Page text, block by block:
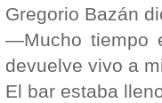
Gregorio Bazán
—Mucho tiempo
devuelve vivo a
El bar estaba